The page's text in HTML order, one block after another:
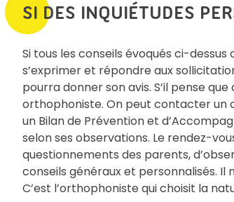
SI DES INQUIÉTUDES
Si tous les conseils évoqués ci-
s’exprimer et répondre aux
pourra donner son avis. S’il pense
orthophoniste. On peut contacter un
un Bilan de Prévention et
selon ses observations. Le rendez-
questionnements des parents,
conseils généraux et personnalisés. Il
C’est l’orthophoniste qui choisit la